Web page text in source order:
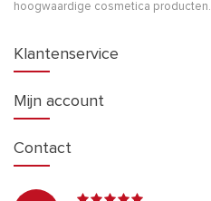
hoogwaardige cosmetica producten.
Klantenservice
Mijn account
Contact